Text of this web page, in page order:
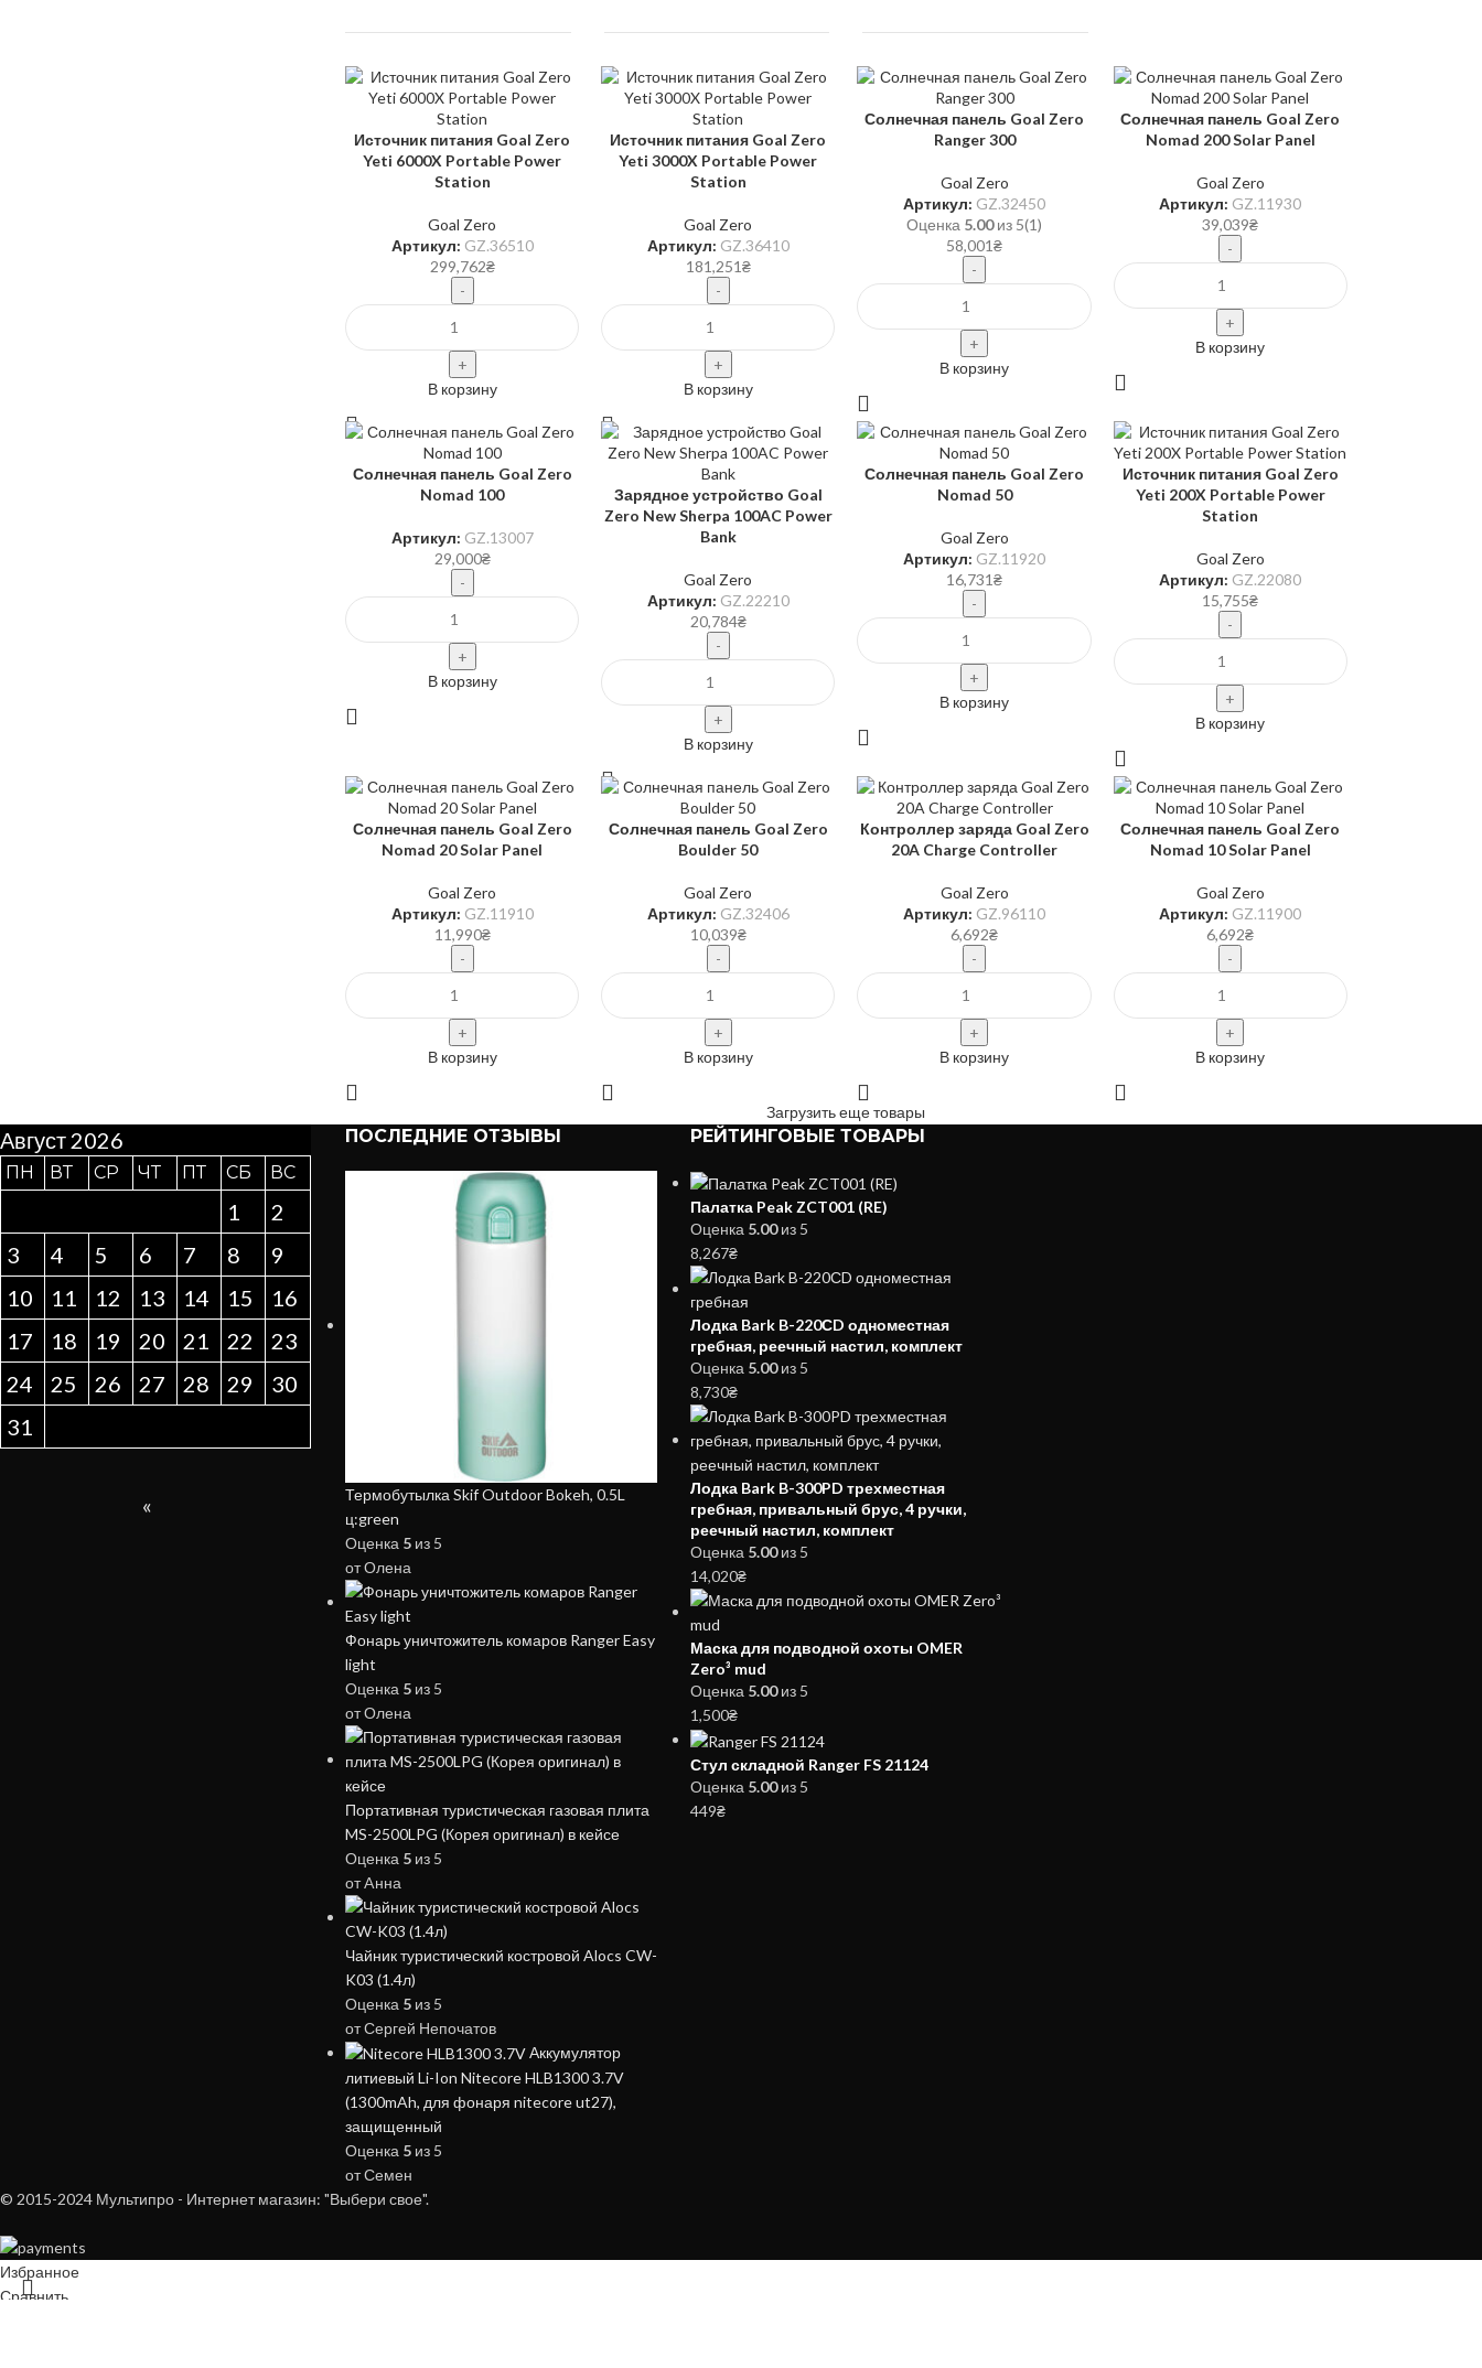
Источник питания Goal Zero
Yeti 6000X Portable Power
Station
Goal Zero
Артикул: GZ.36510
299,762₴
В корзину
Источник питания Goal Zero
Yeti 3000X Portable Power
Station
Goal Zero
Артикул: GZ.36410
181,251₴
В корзину
Солнечная панель Goal Zero
Ranger 300
Goal Zero
Артикул: GZ.32450
Оценка 5.00из 5(1)
58,001₴
В корзину
Солнечная панель Goal Zero
Nomad 200 Solar Panel
Goal Zero
Артикул: GZ.11930
39,039₴
В корзину
Солнечная панель Goal Zero
Nomad 100
Артикул: GZ.13007
29,000₴
В корзину
Зарядное устройство Goal
Zero New Sherpa 100AC Power
Bank
Goal Zero
Артикул: GZ.22210
20,784₴
В корзину
Солнечная панель Goal Zero
Nomad 50
Goal Zero
Артикул: GZ.11920
16,731₴
В корзину
Источник питания Goal Zero
Yeti 200X Portable Power
Station
Goal Zero
Артикул: GZ.22080
15,755₴
В корзину
Солнечная панель Goal Zero
Nomad 20 Solar Panel
Goal Zero
Артикул: GZ.11910
11,990₴
В корзину
Солнечная панель Goal Zero
Boulder 50
Goal Zero
Артикул: GZ.32406
10,039₴
В корзину
Контроллер заряда Goal Zero
20A Charge Controller
Goal Zero
Артикул: GZ.96110
6,692₴
В корзину
Солнечная панель Goal Zero
Nomad 10 Solar Panel
Goal Zero
Артикул: GZ.11900
6,692₴
В корзину
Загрузить еще товары
Август 2026
ПН ВТ СР ЧТ ПТ СБ ВС
1
2
3
4 5 6 7 8
9
10
11 12 13 14 15
16
17
18 19 20 21 22
23
24
25 26 27 28 29
30
31
«
ПОСЛЕДНИЕ ОТЗЫВЫ
Термобутылка Skif Outdoor Bokeh, 0.5L
ц:green
Оценка 5из 5
от Олена
Фонарь уничтожитель комаров Ranger Easy
light
Оценка 5из 5
от Олена
Портативная туристическая газовая плита
MS-2500LPG (Корея оригинал) в кейсе
Оценка 5из 5
от Aнна
Чайник туристический костровой Alocs CW-
K03 (1.4л)
Оценка 5из 5
от Сергей Непочатов
Аккумулятор
литиевый Li-Ion Nitecore HLB1300 3.7V
(1300mAh, для фонаря nitecore ut27),
защищенный
Оценка 5из 5
от Семен
РЕЙТИНГОВЫЕ ТОВАРЫ
Палатка Peak ZCT001 (RE)
Оценка 5.00из 5
8,267₴
Лодка Bark B-220СD одноместная
гребная, реечный настил, комплект
Оценка 5.00из 5
8,730₴
Лодка Bark B-300PD трехместная
гребная, привальный брус, 4 ручки,
реечный настил, комплект
Оценка 5.00из 5
14,020₴
Маска для подводной охоты OMER
Zero³ mud
Оценка 5.00из 5
1,500₴
Стул складной Ranger FS 21124
Оценка 5.00из 5
449₴
© 2015-2024 Мультипро - Интернет магазин: "Выбери свое".
НОЖИ
Избранное
Сравнить